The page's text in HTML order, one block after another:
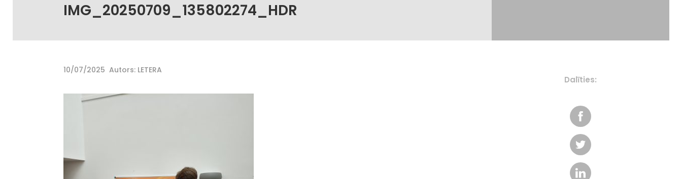
IMG_20250709_135802274_HDR
10/07/2025 Autors: LETERA
Dalīties: